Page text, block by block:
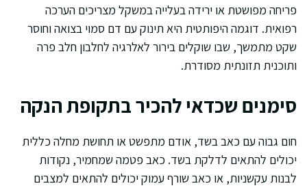
פריחה מפושטת או ירידה בעלייה במשקל מצריכים הערכה
רפואית. דוגמה היפותטית היא תינוק עם דם סמוי בצואה וחוסר
שקט מתמשך, שבו שוקלים בירור לאלרגיה לחלבון חלב פרה
ותוכנית תזונתית מסודרת.
סימנים שכדאי להכיר בתקופת הנקה
חום גבוה עם כאב בשד, אודם מתפשט או תחושת מחלה כללית
יכולים להתאים לדלקת בשד. כאב פטמה שמחמיר, נקודות
לבנות עקשניות, או כאב שורף עמוק יכולים להתאים למצבים